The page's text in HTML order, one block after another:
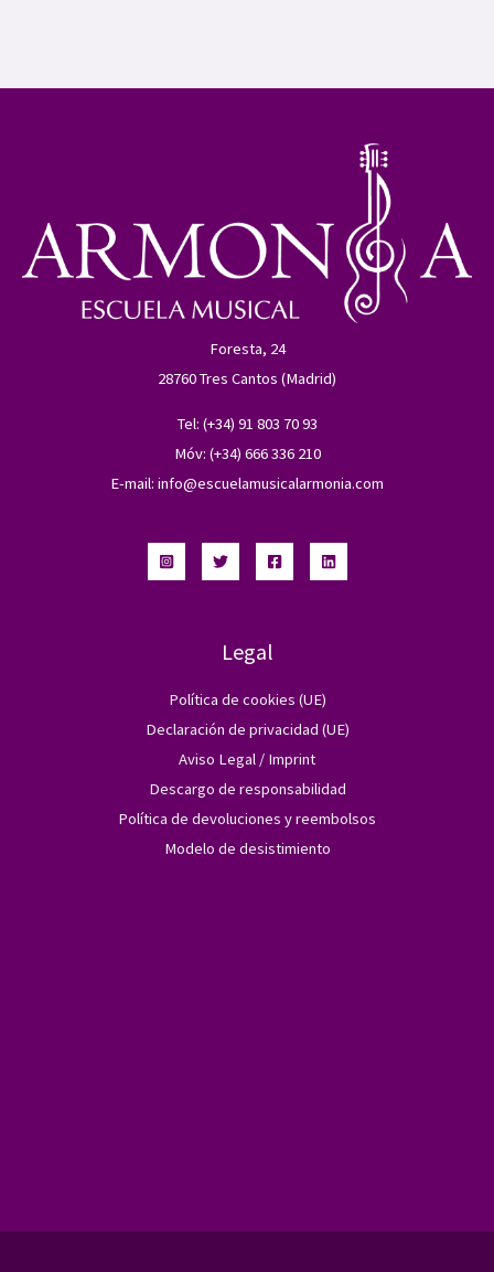
Foresta, 24
28760 Tres Cantos (Madrid)
Tel: (+34) 91 803 70 93
Móv: (+34) 666 336 210
E-mail: info@escuelamusicalarmonia.com
Legal
Política de cookies (UE)
Declaración de privacidad (UE)
Aviso Legal / Imprint
Descargo de responsabilidad
Política de devoluciones y reembolsos
Modelo de desistimiento